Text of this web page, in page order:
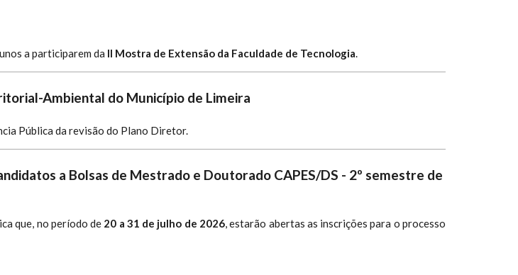
a participarem da II Mostra de Extensão da Faculdade de Tecnologia
Ambiental do Município de Limeira
Pública da revisão do Plano Diretor.
a Bolsas de Mestrado e Doutorado CAPES/DS - 2º semestre de
que, no período de 20 a 31 de julho de 2026 , estarão abertas as inscrições para o processo